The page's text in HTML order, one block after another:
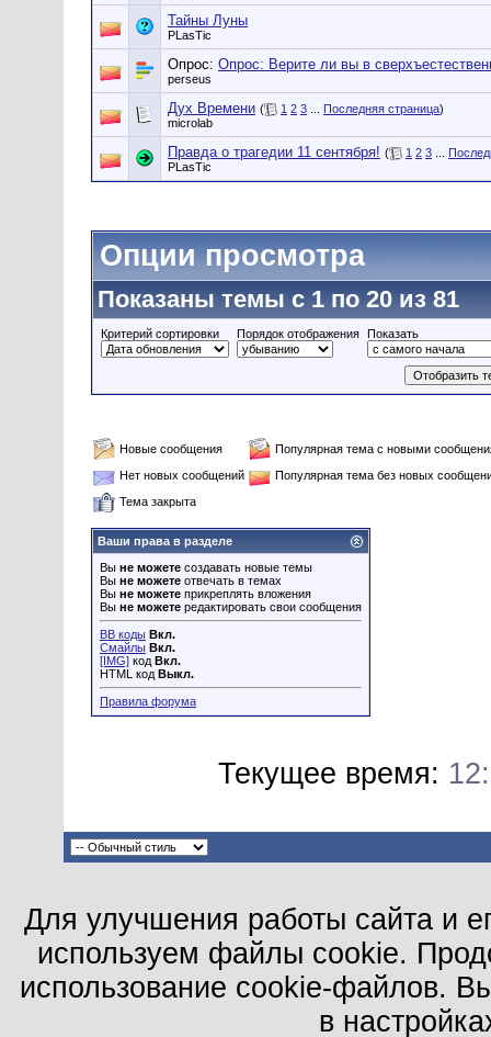
Тайны Луны
PLasTic
Опрос: Опрос: Верите ли вы в
perseus
Дух Времени ( 1 2 3 Последняя страница)
microlab
Правда о трагедии 11 сентября! ( 1 2 3
PLasTic
Опции просмотра
Показаны темы с 1 по 20 из 81
Критерий сортировки Порядок отображения Показать
Новые сообщения
Популярная тема с новыми
Нет новых сообщений
Популярная тема без новых
Тема закрыта
Ваши права в разделе
Вы не можете создавать новые темы
Вы не можете отвечать в темах
Вы не можете прикреплять вложения
Вы не можете редактировать свои сообщения
BB коды Вкл.
Смайлы Вкл.
[IMG] код Вкл.
HTML код Выкл.
Правила форума
Текущее время:
Для улучшения работы сайта и
используем файлы cookie.
использование cookie-файлов.
в